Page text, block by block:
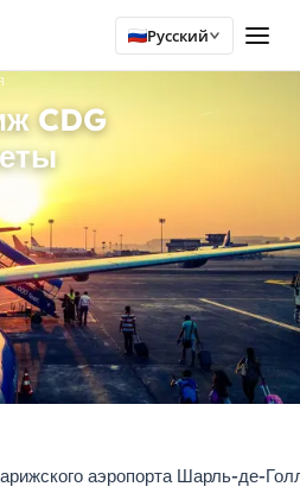
Русский
CDG
аэропорта Шарль-де-